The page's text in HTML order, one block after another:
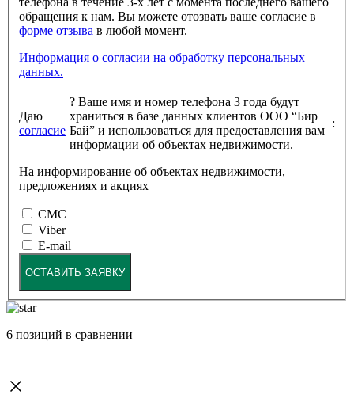
обращения к нам. Вы можете отозвать ваше согласие в
форме отзыва
в любой момент.
Информация о согласии на обработку персональных
данных.
Даю
согласие
? Ваше имя и номер телефона 3 года будут
храниться в базе данных клиентов ООО “Бир
Бай” и использоваться для предоставления вам
информации об объектах недвижимости.
:
На информирование об объектах недвижимости,
предложениях и акциях
СМС
Viber
E-mail
ОСТАВИТЬ ЗАЯВКУ
6 позиций в сравнении